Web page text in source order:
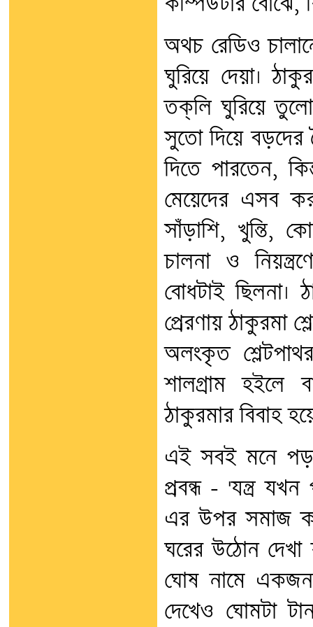
অথচ রেডিও
ঘুরিয়ে দেয়া।
তক্‌লি ঘুরিয়ে
সুতো দিয়ে বড়দের
দিতে পারতেন,
মেয়েদের এসব
সাঁড়াশি, খুন্তি,
চালনা ও
বোধটাই ছিলনা।
প্রেরণায় ঠাকুরমা
অলংকৃত
শালগ্রাম হইলে
ঠাকুরমার বিবাহ
এই সবই মনে
প্রবন্ধ - 'যন্ত্র
এর উপর সমাজ
ঘরের উঠোন দেখা
ঘোষ নামে একজন
দেখেও ঘোমটা